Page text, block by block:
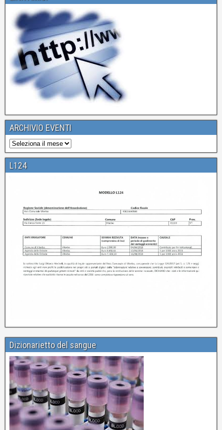
ARCHIVIO EVENTI
L124
Dizionarietto del sangue